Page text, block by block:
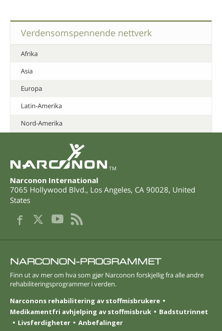
Verdensomspennende nettverk
Afrika
Asia
Europa
Latin-Amerika
Nord-Amerika
TM
Narconon International
7065 Hollywood Blvd., Los Angeles, CA 90028, United
States
NARCONON-PROGRAMMET
Finn ut av mer om hva som gjør Narconon forskjellig fra alle andre
rehabiliterings­programmer i verden.
Narconons rehabilitering av stoffmisbrukere
Medikamentfri avhjelping av stoffmisbruk
Badstutrinnet
Livsferdigheter
Anbefalinger